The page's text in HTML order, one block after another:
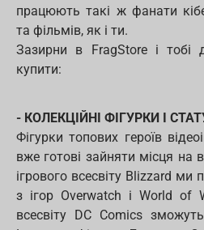
працюють такі ж фанати
та фільмів, як і ти.
Зазирни в FragStore і тобі
купити:
- КОЛЕКЦІЙНІ ФІГУРКИ І
Фігурки топових героїв
вже готові зайняти місця на
ігрового всесвіту Blizzard
з ігор Overwatch і World of
всесвіту DC Comics